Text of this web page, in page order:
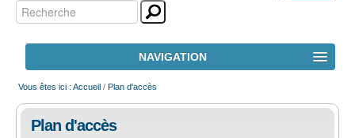
Outils
personnels
Chercher par
Recherche
NAVIGATION
ACCUEIL
LE CPAS
Vous êtes ici : Accueil / Plan d'accès
Plan d'accès